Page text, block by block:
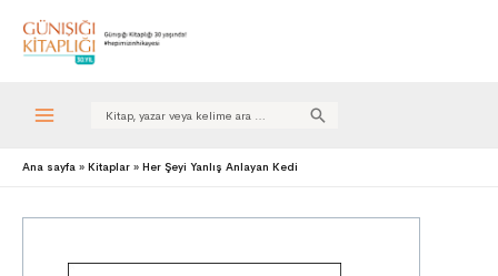
Search
Ana sayfa Kitaplar Her Şeyi Yanlış Anlayan Kedi